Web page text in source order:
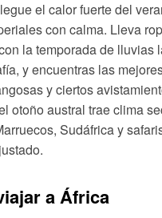
el calor fuerte del
con calma. Lleva
la temporada de lluvias
y encuentras las
y ciertos
otoño austral trae clima
Sudáfrica y
a África